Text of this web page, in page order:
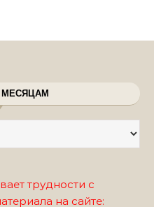
МЕСЯЦАМ
трудности с
на сайте: